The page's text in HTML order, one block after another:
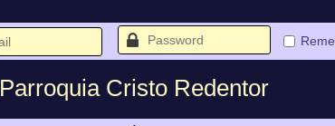
Parroquia Cristo Redentor